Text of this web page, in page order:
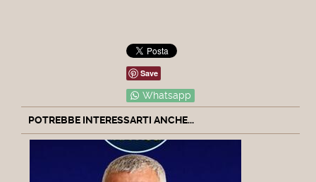
Save
Whatsapp
POTREBBE INTERESSARTI ANCHE...